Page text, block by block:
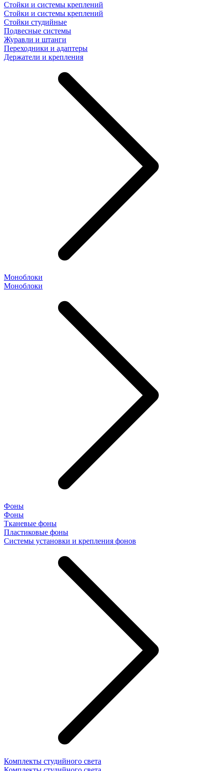
Стойки и системы креплений
Стойки и системы креплений
Стойки студийные
Подвесные системы
Журавли и штанги
Переходники и адаптеры
Держатели и крепления
Моноблоки
Моноблоки
Фоны
Фоны
Тканевые фоны
Пластиковые фоны
Системы установки и крепления фонов
Комплекты студийного света